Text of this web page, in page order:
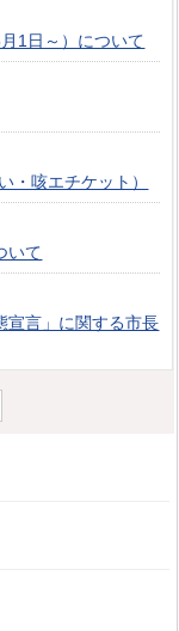
1日～）について
・咳エチケット）
いて
宣言」に関する市長